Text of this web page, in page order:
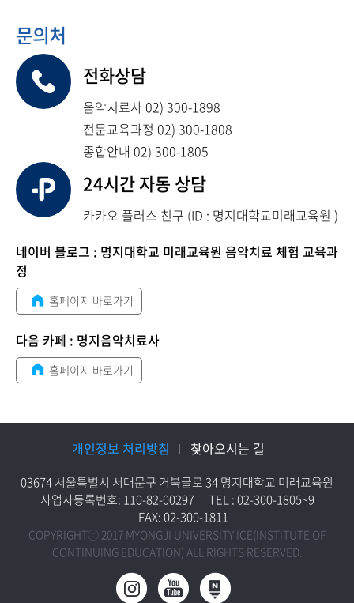
문의처
전화상담
음악치료사 02) 300-1898
전문교육과정 02) 300-1808
종합안내 02) 300-1805
24시간 자동 상담
카카오 플러스 친구 (ID : 명지대학교미래교육원 )
네이버 블로그 : 명지대학교 미래교육원 음악치료 체험 교육과
정
홈페이지 바로가기
다음 카페 : 명지음악치료사
홈페이지 바로가기
개인정보 처리방침 찾아오시는 길
03674 서울특별시 서대문구 거북골로 34 명지대학교 미래교육원
사업자등록번호: 110-82-00297
TEL : 02-300-1805~9
FAX: 02-300-1811
COPYRIGHTⓒ 2017 MYONGJI UNIVERSITY ICE(INSTITUTE OF
CONTINUING EDUCATION) ALL RIGHTS RESERVED.